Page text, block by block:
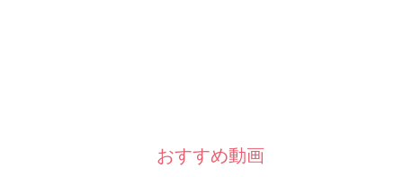
おすすめ動画